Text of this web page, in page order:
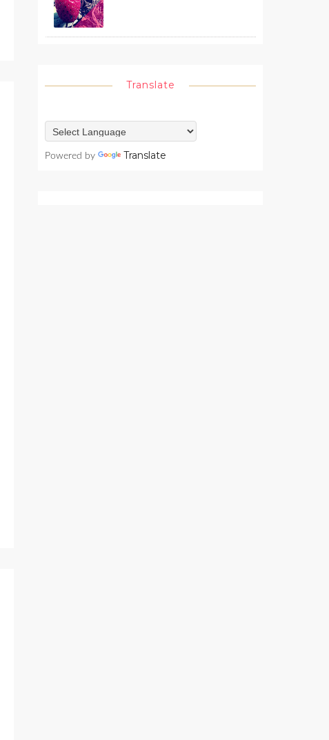
Translate
Powered by Translate